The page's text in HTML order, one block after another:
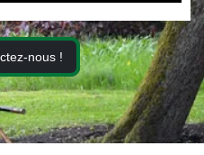
nous !